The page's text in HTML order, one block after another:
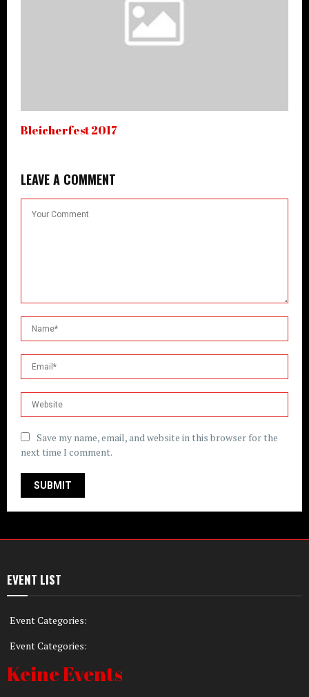
Bleicherfest 2017
LEAVE A COMMENT
Save my name, email, and website in this browser for the
next time I comment.
EVENT LIST
Event Categories:
Event Categories:
Keine Events